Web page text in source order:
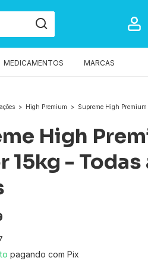
MEDICAMENTOS MARCAS
> High Premium > Supreme High
High
15kg - Todas
pagando com Pix